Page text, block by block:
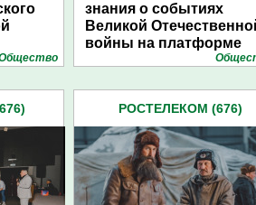
знания о событиях
Великой
войны на платформе
«Ростелеком. Лицей»
РОСТЕЛЕКОМ (676)